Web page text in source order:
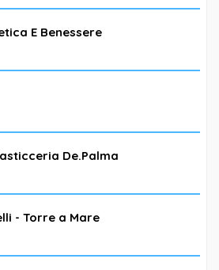
E Benessere
De.Palma
- Torre a Mare